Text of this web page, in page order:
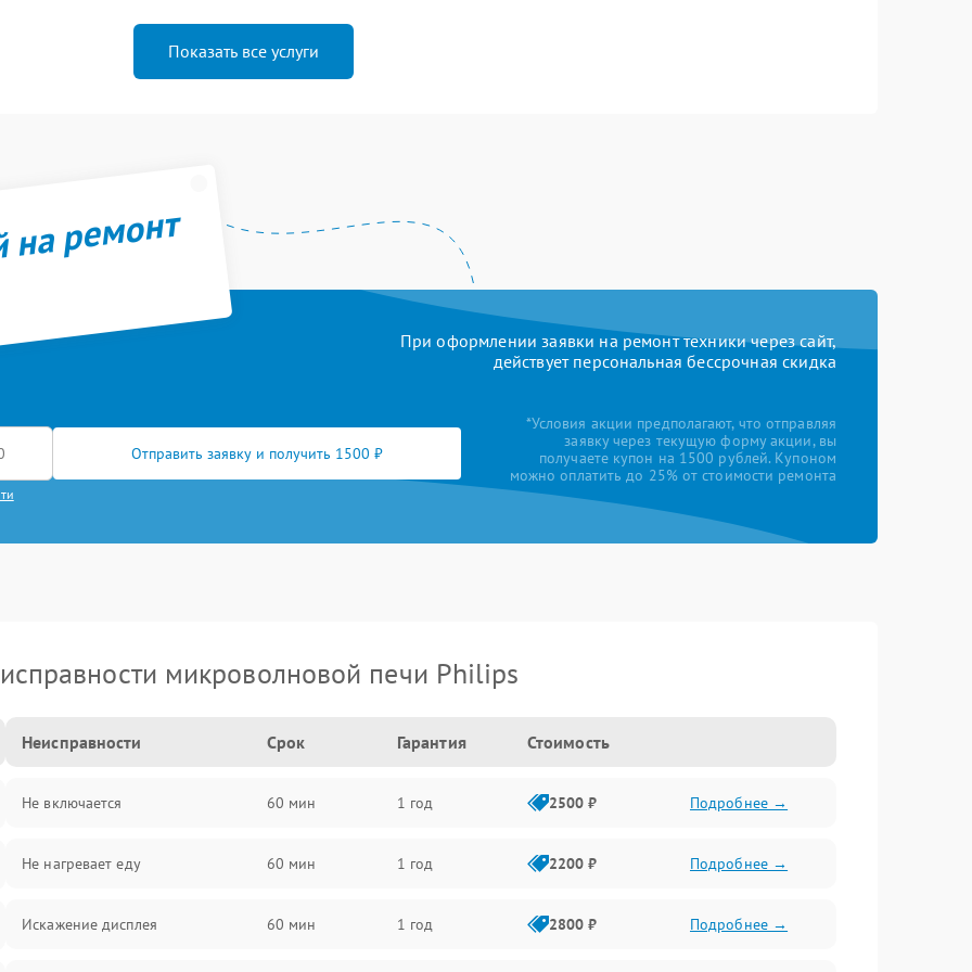
Показать все услуги
ремонт
При оформлении заявки на ремонт техники через сайт,
действует персональная бессрочная скидка
Отправить заявку и получить 1500 ₽
*Условия акции предполагают, что отправляя
заявку через текущую форму акции, вы
получаете купон на 1500 рублей. Купоном
можно оплатить до 25% от стоимости ремонта
микроволновой печи Philips
Неисправности Срок Гарантия Стоимость
Не включается 60 мин 1 год 2500 ₽ Подробнее →
Не нагревает еду 60 мин 1 год 2200 ₽ Подробнее →
Искажение дисплея 60 мин 1 год 2800 ₽ Подробнее →